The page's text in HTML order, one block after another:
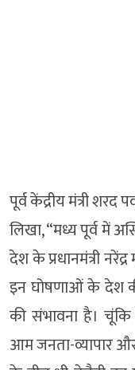
पूर्व केंद्रीय मंत्री
लिखा, “मध्य पूर्व में
देश के प्रधानमंत्री
इन घोषणाओं के देश
की संभावना है।
आम जनता-व्यापार